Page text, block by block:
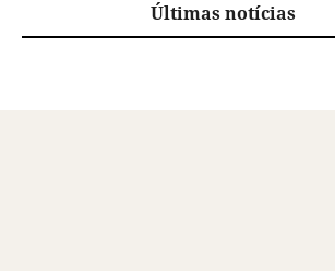
Últimas notícias